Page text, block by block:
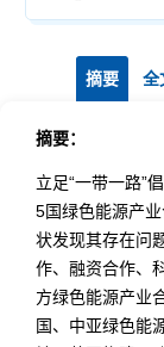
摘要 全
摘要：
立足“一带一路”
5国绿色能源产
状发现其存在问
作、融资合作、
方绿色能源产业
国、中亚绿色能